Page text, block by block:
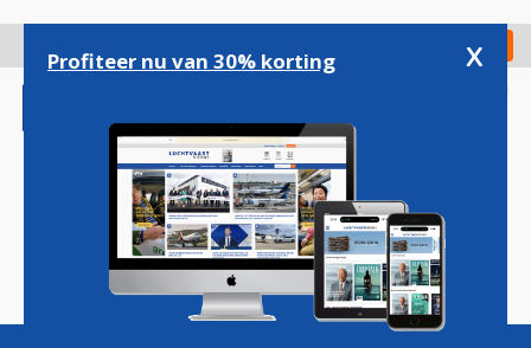
gaan
Check in
Magazine Podcasts Vacatures
Profiteer nu van 30% korting x